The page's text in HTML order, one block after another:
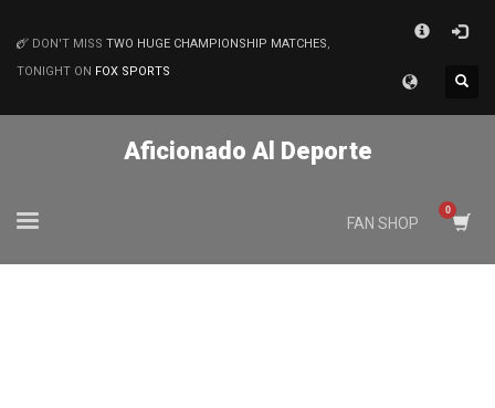
MATCHES
DON'T MISS TWO HUGE CHAMPIONSHIP MATCHES,
TONIGHT ON FOX SPORTS
Aficionado Al Deporte
FAN SHOP